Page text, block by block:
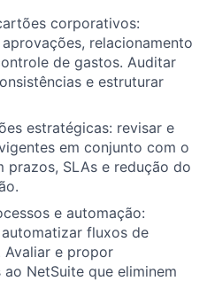
corporativos:
relacionamento
de gastos. Auditar
e estruturar
estratégicas: revisar e
em conjunto com o
SLAs e redução do
e automação:
fluxos de
e propor
NetSuite que eliminem